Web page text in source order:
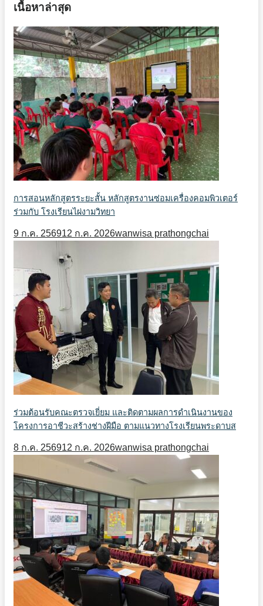
เนื้อหาล่าสุด
การสอนหลักสูตรระยะสั้น หลักสูตรงานซ่อมเครื่องคอมพิวเตอร์
ร่วมกับ โรงเรียนไผ่งามวิทยา
9 ก.ค. 256912 ก.ค. 2026wanwisa prathongchai
ร่วมต้อนรับคณะตรวจเยี่ยม และติดตามผลการดำเนินงานของ
โครงการอาชีวะสร้างช่างฝีมือ ตามแนวทางโรงเรียนพระดาบส
8 ก.ค. 256912 ก.ค. 2026wanwisa prathongchai